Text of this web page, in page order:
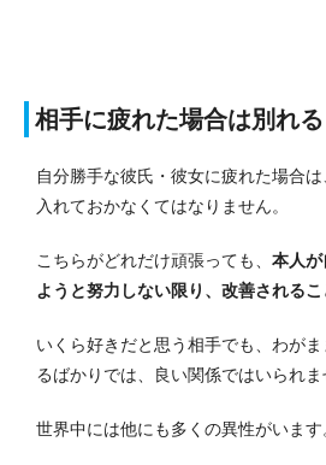
相手に疲れた場合は別れる
自分勝手な彼氏・彼女に疲れた場合
入れておかなくてはなりません。
こちらがどれだけ頑張っても、 本人が
ようと努力しない限り、改善される
いくら好きだと思う相手でも、わが
るばかりでは、良い関係ではいられま
世界中には他にも多くの異性がいます